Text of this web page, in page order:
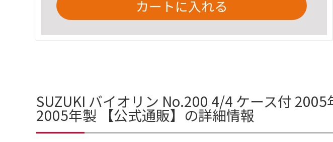
カートに入れる
SUZUKI バイオリン No.200 4/4 ケース付
2005年製 【公式通販】の詳細情報